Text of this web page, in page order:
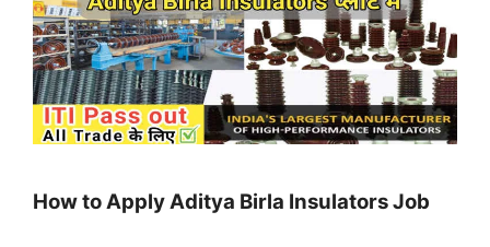
How to Apply Aditya Birla Insulators Job